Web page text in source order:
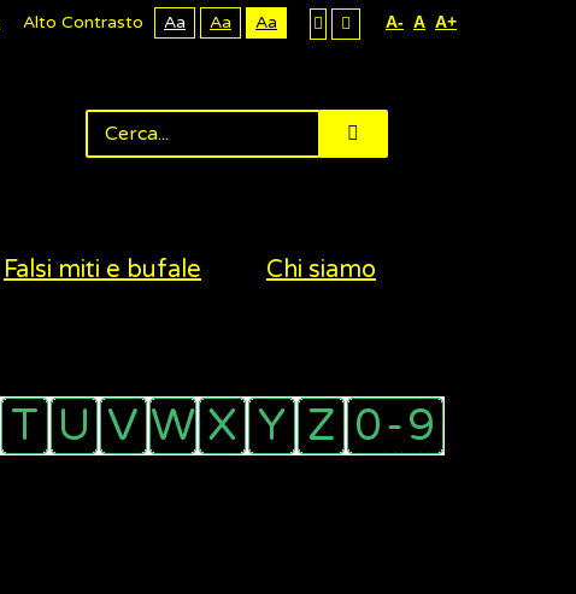
Alto Contrasto Aa Aa Aa A- A A+
Falsi miti e bufale Chi siamo